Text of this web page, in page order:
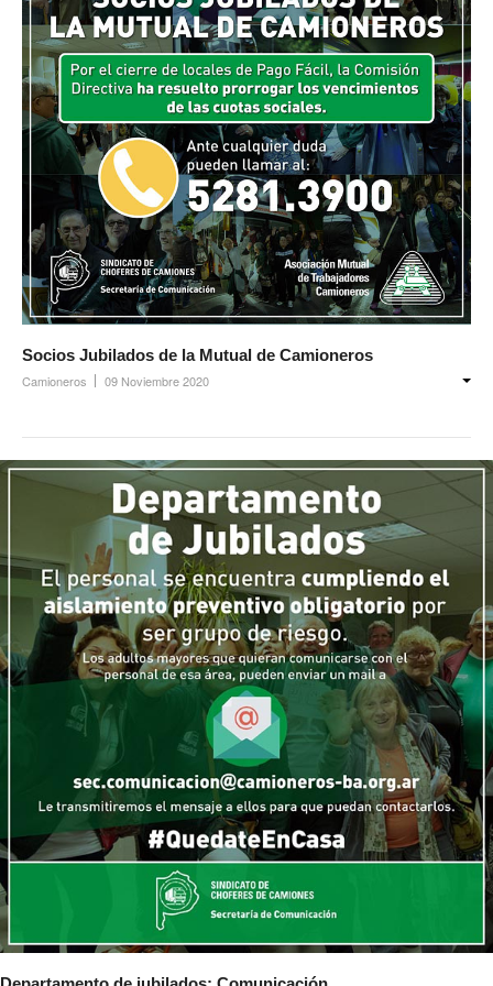
Acuerdos salariales
Contribución solidaria
Turismo
Hoteles y cabañas
Campings y recreos
Viaje de bodas
Camioneritos
Jubilados
Escalas salariales
Escalas desde 1969
Acuerdos y homolog.
Acuerdos empresa
Planilla de km
Impresión boletas
Ultima Escala Salarial
Pago de aportes por CBU
Otros
Libre deuda y conflicto
Contacto por ramas
Socios Jubilados de la Mutual de Camioneros
Camioneros 09 Noviembre 2020